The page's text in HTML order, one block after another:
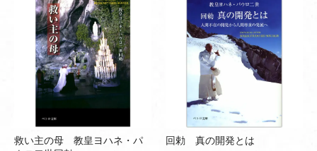
救い主の母 教皇ヨハネ・パ
回勅 真の開発とは